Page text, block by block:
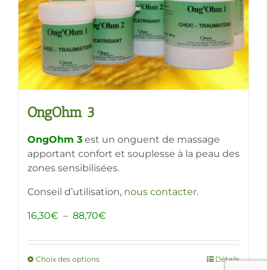
la
page
du
produit
OngOhm 3
OngOhm 3 est un onguent de massage
apportant confort et souplesse à la peau des
zones sensibilisées.
Conseil d’utilisation, nous contacter.
16,30€ – 88,70€
prix :
Choix des optionsCe
Détails